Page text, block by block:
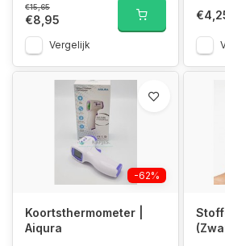
€15,65
€8,95
Vergelijk
-62%
Koortsthermometer |
Aiqura